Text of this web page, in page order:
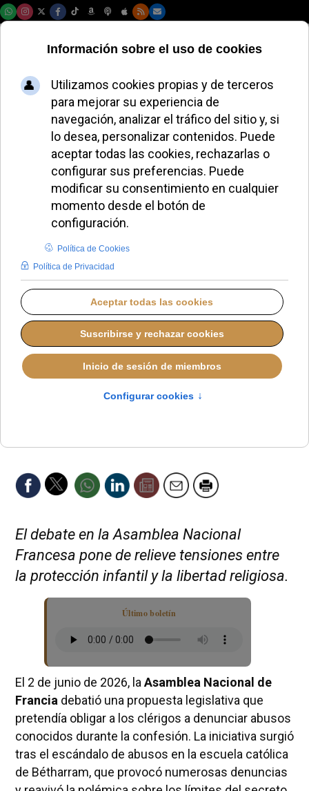
La Asamblea
francesa frena la
amenaza al secreto
de confesión
LAURA CLAVERÍA FRANCIA
El debate en la Asamblea Nacional
Francesa pone de relieve tensiones entre
la protección infantil y la libertad religiosa.
Último boletín
El 2 de junio de 2026, la Asamblea Nacional de
Francia debatió una propuesta legislativa que
pretendía obligar a los clérigos a denunciar abusos
conocidos durante la confesión. La iniciativa surgió
tras el escándalo de abusos en la escuela católica
de Bétharram, que provocó numerosas denuncias